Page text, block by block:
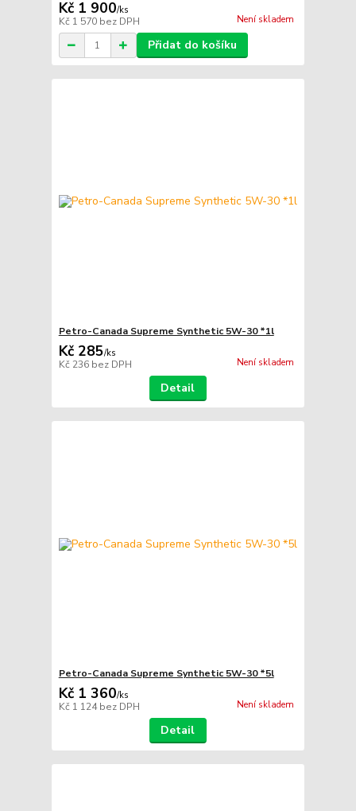
Kč 1 900/ks
Kč 1 570 bez DPH Není skladem
Přidat do košíku
Petro-Canada Supreme Synthetic 5W-30 *1l
Kč 285/ks
Kč 236 bez DPH Není skladem
Detail
Petro-Canada Supreme Synthetic 5W-30 *5l
Kč 1 360/ks
Kč 1 124bez DPH Není skladem
Detail